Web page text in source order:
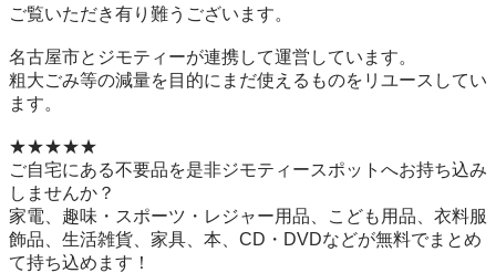
ご覧いただき有り難うございます。
名古屋市とジモティーが連携して運営しています。
粗⼤ごみ等の減量を⽬的にまだ使えるものをリユースしてい
ます。
★★★★★
ご自宅にある不要品を是非ジモティースポットへお持ち込み
しませんか？
家電、趣味・スポーツ・レジャー用品、こども用品、衣料服
飾品、生活雑貨、家具、本、CD・DVDなどが無料でまとめ
て持ち込めます！